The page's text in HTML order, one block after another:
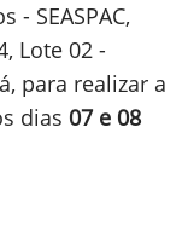
SEASPAC,
Lote 02 -
para realizar a
dias 07 e 08